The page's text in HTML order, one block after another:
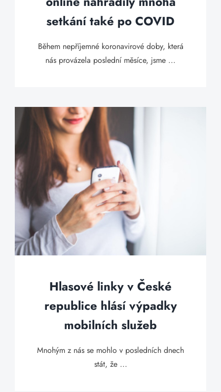
setkání také po COVID
Během nepříjemné koronavirové doby, která
nás provázela poslední měsíce, jsme ...
Hlasové linky v České
republice hlásí výpadky
mobilních služeb
Mnohým z nás se mohlo v posledních dnech
stát, že ...